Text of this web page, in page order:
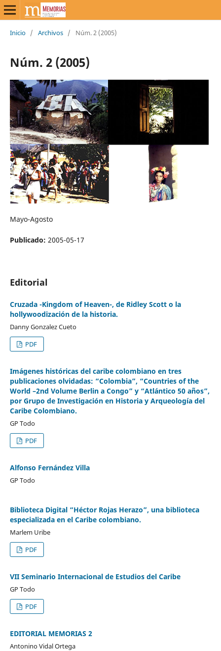
Inicio / Archivos / Núm. 2 (2005)
Núm. 2 (2005)
Mayo-Agosto
Publicado: 2005-05-17
Editorial
Cruzada -Kingdom of Heaven-, de Ridley Scott o la
hollywoodización de la historia.
Danny Gonzalez Cueto
PDF
Imágenes históricas del caribe colombiano en tres
publicaciones olvidadas: “Colombia”, “Countries of the
World –2nd Volume Berlin a Congo” y “Atlántico 50 años”,
por Grupo de Investigación en Historia y Arqueología del
Caribe Colombiano.
GP Todo
PDF
Alfonso Fernández Villa
GP Todo
Biblioteca Digital “Héctor Rojas Herazo”, una biblioteca
especializada en el Caribe colombiano.
Marlem Uribe
PDF
VII Seminario Internacional de Estudios del Caribe
GP Todo
PDF
EDITORIAL MEMORIAS 2
Antonino Vidal Ortega